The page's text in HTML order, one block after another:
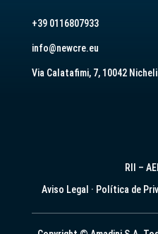
+39 0116807933
info@newcre.eu
Via Calatafimi, 7, 10042
RII –
Aviso Legal · Política de